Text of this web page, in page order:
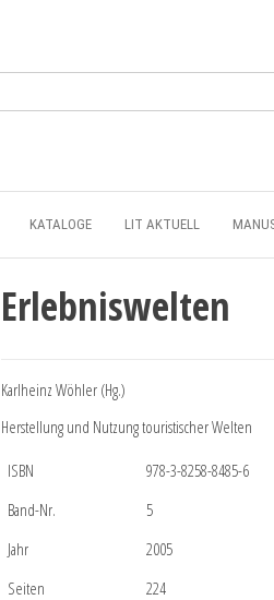
KATALOGE LIT AKTUELL
Erlebniswelten
Karlheinz Wöhler (Hg.)
Herstellung und Nutzung touristischer Welten
ISBN
978-3-8258-8485-6
Band-Nr.
5
Jahr
2005
Seiten
224